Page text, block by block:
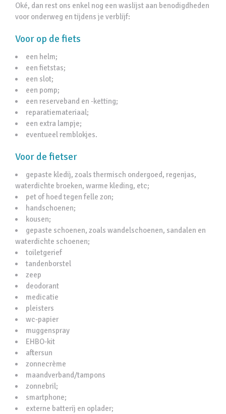
Oké, dan rest ons enkel nog een waslijst aan benodigdheden
voor onderweg en tijdens je verblijf:
Voor op de fiets
een helm;
een fietstas;
een slot;
een pomp;
een reserveband en -ketting;
reparatiemateriaal;
een extra lampje;
eventueel remblokjes.
Voor de fietser
gepaste kledij, zoals thermisch ondergoed, regenjas,
waterdichte broeken, warme kleding, etc;
pet of hoed tegen felle zon;
handschoenen;
kousen;
gepaste schoenen, zoals wandelschoenen, sandalen en
waterdichte schoenen;
toiletgerief
tandenborstel
zeep
deodorant
medicatie
pleisters
wc-papier
muggenspray
EHBO-kit
aftersun
zonnecrème
maandverband/tampons
zonnebril;
smartphone;
externe batterij en oplader;